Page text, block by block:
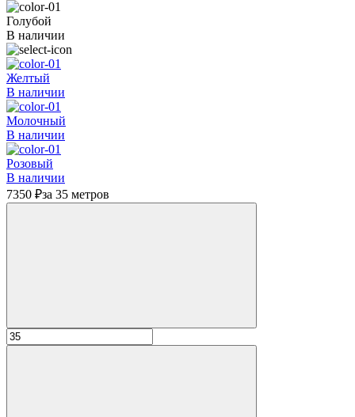
Голубой
В наличии
Желтый
В наличии
Молочный
В наличии
Розовый
В наличии
7350 ₽за 35 метров